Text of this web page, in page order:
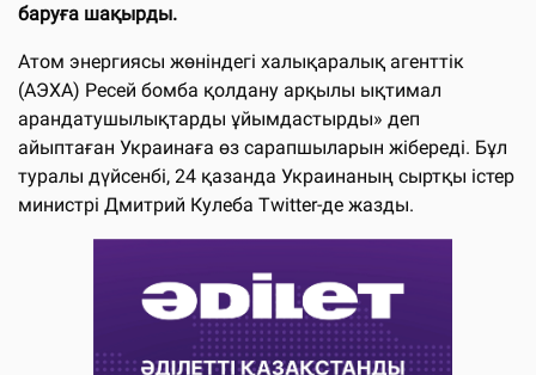
баруға шақырды.
Атом энергиясы жөніндегі халықаралық агенттік
(AЭXA) Ресей бомба қолдану арқылы ықтимал
арандатушылықтарды ұйымдастырды» деп
айыптаған Украинаға өз сарапшыларын жібереді. Бұл
туралы дүйсенбі, 24 қазанда Украинаның сыртқы істер
министрі Дмитрий Кулеба Twitter-де жазды.